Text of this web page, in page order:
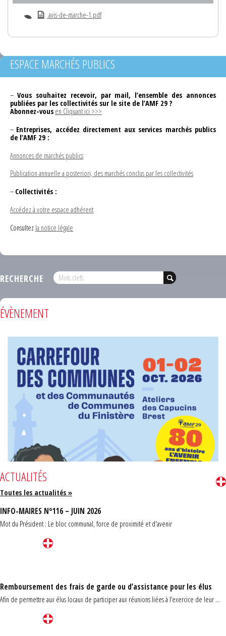
avis-de-marche-1.pdf
ESPACE MARCHÉS PUBLICS
– Vous souhaitez recevoir, par mail, l’ensemble des annonces
publiées par les collectivités sur le site de l’AMF 29 ?
Abonnez-vous en Cliquant ici >>>
– Entreprises, accédez directement aux services marchés publics
de l’AMF 29 :
Annonces de marchés publics
Publication annuelle a posteriori, des marchés conclus par les collectivités
– Collectivités :
Accédez à votre espace adhérent
Consultez la notice légale
RECHERCHE
ÉVÈNEMENT
ACTUALITÉS
Toutes les actualités »
INFO-MAIRES N°116 – JUIN 2026
Mot du Président : Le bloc communal, force de proximité et d'avenir
Remboursement des frais de garde ou d’assistance pour les élus
Afin de permettre aux élus locaux de participer aux réunions liées à l’exercice de leur ...